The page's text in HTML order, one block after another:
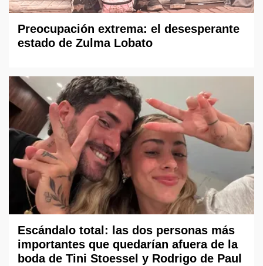
Preocupación extrema: el desesperante
estado de Zulma Lobato
Escándalo total: las dos personas más
importantes que quedarían afuera de la
boda de Tini Stoessel y Rodrigo de Paul